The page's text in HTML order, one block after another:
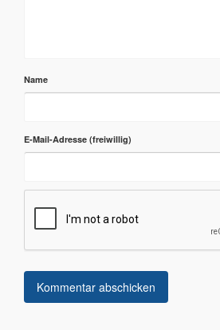
Name
E-Mail-Adresse